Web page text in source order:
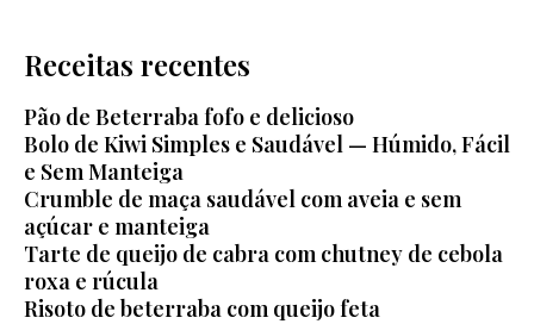
Receitas recentes
Pão de Beterraba fofo e delicioso
Bolo de Kiwi Simples e Saudável — Húmido, Fácil
e Sem Manteiga
Crumble de maça saudável com aveia e sem
açúcar e manteiga
Tarte de queijo de cabra com chutney de cebola
roxa e rúcula
Risoto de beterraba com queijo feta